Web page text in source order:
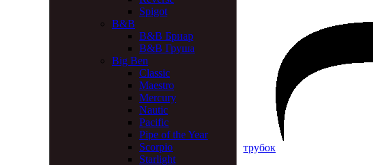
Spigot
B&B
B&B Бриар
B&B Груша
Big Ben
Classic
Maestro
Mercury
Nautic
Pacific
Pipe of the Year
Scorpio
Starlight
трубок